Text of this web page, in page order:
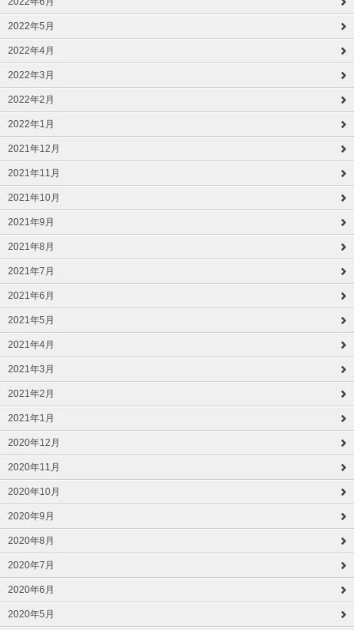
2022年5月
2022年4月
2022年3月
2022年2月
2022年1月
2021年12月
2021年11月
2021年10月
2021年9月
2021年8月
2021年7月
2021年6月
2021年5月
2021年4月
2021年3月
2021年2月
2021年1月
2020年12月
2020年11月
2020年10月
2020年9月
2020年8月
2020年7月
2020年6月
2020年5月